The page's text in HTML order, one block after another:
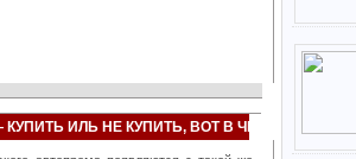
ИЛЬ НЕ КУПИТЬ, ВОТ В ЧЕМ ВОПРОС?